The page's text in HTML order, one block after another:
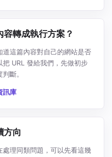
容轉成執行方案？
道這篇內容對自己的網站是否
把 URL 發給我們，先做初步
斷。
訊庫
方向
處理同類問題，可以先看這幾